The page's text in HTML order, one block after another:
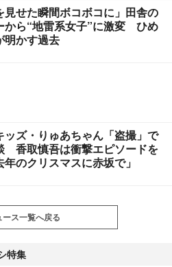
見せた瞬間ボコボコに」田舎の
から“地雷系女子”に激変 ひめ
明かす過去
ッズ・りゅあちゃん「盗撮」で
香取慎吾は衝撃エピソードを
のクリスマスに赤坂で」
ース一覧へ戻る
特集